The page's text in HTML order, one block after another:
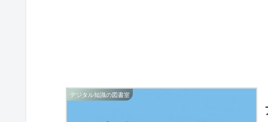
デジタル知識の図書室